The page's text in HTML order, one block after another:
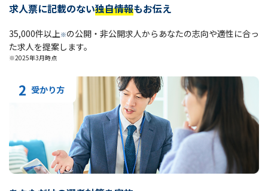
求人票に記載のない独自情報もお伝え
35,000件以上※の公開・非公開求人からあなたの志向や適性に合っ
た求人を提案します。
※2025年3月時点
2 受かり方